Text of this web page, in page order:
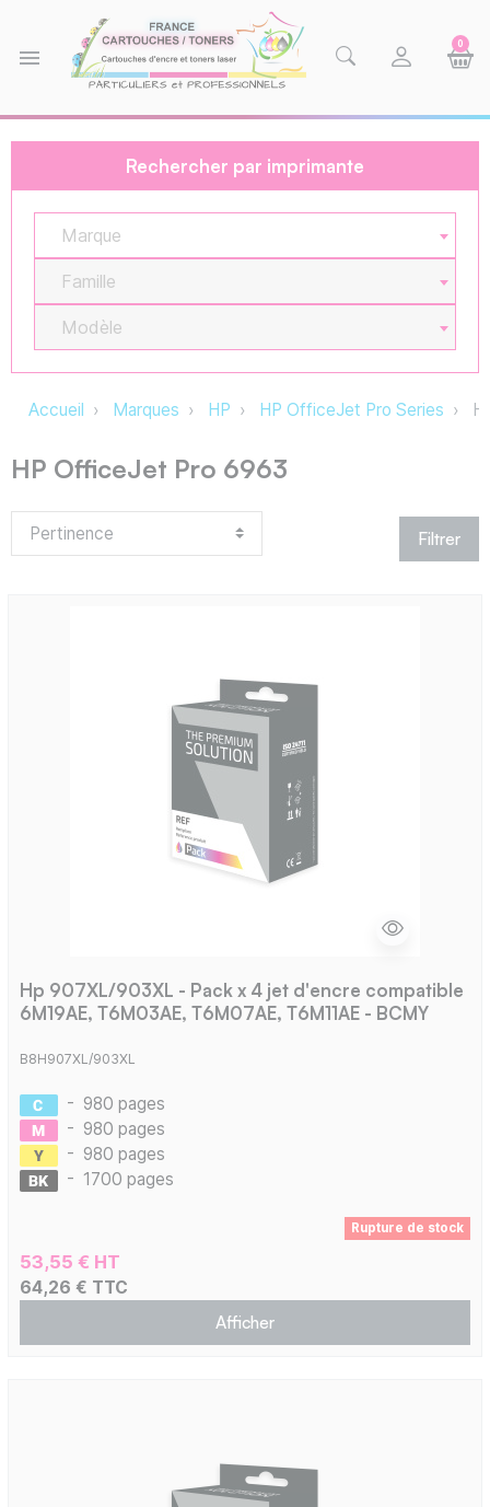
menu
0
Rechercher par imprimante
Marque
Famille
Modèle
Accueil Marques HP HP OfficeJet Pro Series
HP OfficeJet Pro 6963
Filtrer
Hp 907XL/903XL - Pack x 4 jet d'encre compatible
6M19AE, T6M03AE, T6M07AE, T6M11AE - BCMY
B8H907XL/903XL
- 980 pages
- 980 pages
- 980 pages
- 1700 pages
Rupture de stock
53,55 € HT
64,26 € TTC
Afficher